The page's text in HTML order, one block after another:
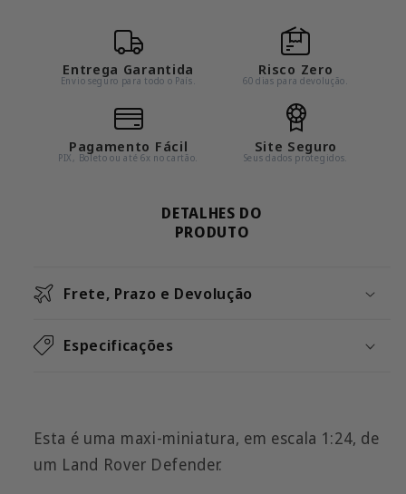
Defender
Escala
em
Escala
Entrega Garantida
Envio seguro para todo o País.
Risco Zero
60 dias para devolução.
Pagamento Fácil
PIX, Boleto ou até 6x no cartão.
Site Seguro
Seus dados protegidos.
DETALHES DO
PRODUTO
Frete, Prazo e Devolução
Especificações
Esta é uma maxi-miniatura, em escala 1:24, de
um Land Rover Defender.